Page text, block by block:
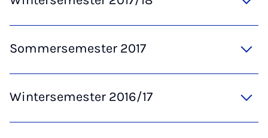
Sommersemester 2017
Wintersemester 2016/17